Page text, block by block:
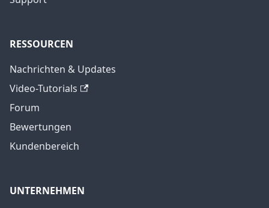
RESSOURCEN
Nachrichten & Updates
Video-Tutorials
Forum
Bewertungen
Kundenbereich
UNTERNEHMEN